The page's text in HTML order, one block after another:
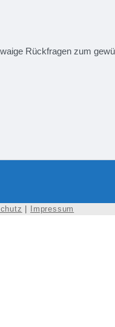
Rückfragen zum
Impressum